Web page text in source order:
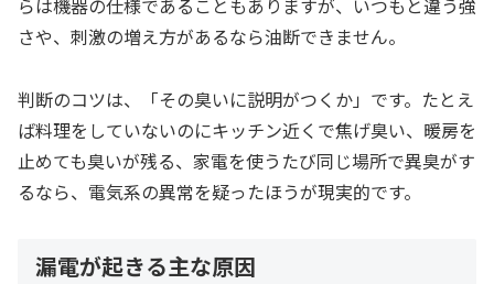
らは機器の仕様であることもありますが、いつもと違う強
さや、刺激の増え方があるなら油断できません。
判断のコツは、「その臭いに説明がつくか」です。たとえ
ば料理をしていないのにキッチン近くで焦げ臭い、暖房を
止めても臭いが残る、家電を使うたび同じ場所で異臭がす
るなら、電気系の異常を疑ったほうが現実的です。
漏電が起きる主な原因